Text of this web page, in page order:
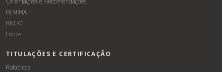
FEMINA
RBGO
Livros
TITULAÇÕES E CERTIFICAÇÃO
Robóticas